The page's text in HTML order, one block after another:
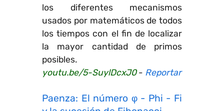
los diferentes mecanismos
usados por matemáticos de todos
los tiempos con el fin de localizar
la mayor cantidad de primos
posibles.
youtu.be/5-SuylDcxJ0- Reportar
Paenza: El número φ - Phi - Fi